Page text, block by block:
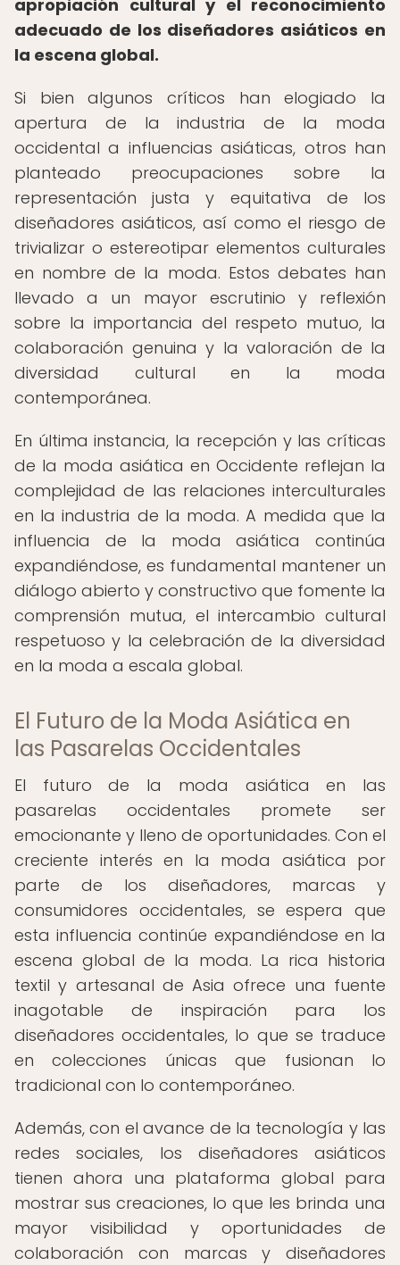
apropiación cultural y el reconocimiento
adecuado de los diseñadores asiáticos en
la escena global.
Si bien algunos críticos han elogiado la
apertura de la industria de la moda
occidental a influencias asiáticas, otros han
planteado preocupaciones sobre la
representación justa y equitativa de los
diseñadores asiáticos, así como el riesgo de
trivializar o estereotipar elementos culturales
en nombre de la moda. Estos debates han
llevado a un mayor escrutinio y reflexión
sobre la importancia del respeto mutuo, la
colaboración genuina y la valoración de la
diversidad cultural en la moda
contemporánea.
En última instancia, la recepción y las críticas
de la moda asiática en Occidente reflejan la
complejidad de las relaciones interculturales
en la industria de la moda. A medida que la
influencia de la moda asiática continúa
expandiéndose, es fundamental mantener un
diálogo abierto y constructivo que fomente la
comprensión mutua, el intercambio cultural
respetuoso y la celebración de la diversidad
en la moda a escala global.
El Futuro de la Moda Asiática en
las Pasarelas Occidentales
El futuro de la moda asiática en las
pasarelas occidentales promete ser
emocionante y lleno de oportunidades. Con el
creciente interés en la moda asiática por
parte de los diseñadores, marcas y
consumidores occidentales, se espera que
esta influencia continúe expandiéndose en la
escena global de la moda. La rica historia
textil y artesanal de Asia ofrece una fuente
inagotable de inspiración para los
diseñadores occidentales, lo que se traduce
en colecciones únicas que fusionan lo
tradicional con lo contemporáneo.
Además, con el avance de la tecnología y las
redes sociales, los diseñadores asiáticos
tienen ahora una plataforma global para
mostrar sus creaciones, lo que les brinda una
mayor visibilidad y oportunidades de
colaboración con marcas y diseñadores